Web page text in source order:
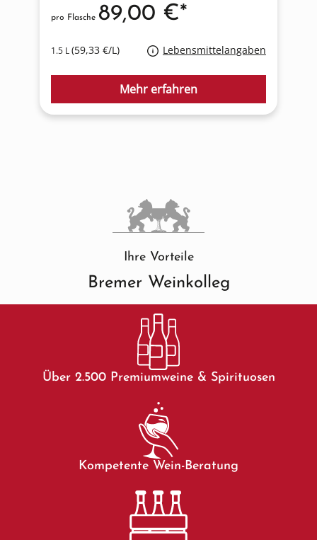
1.5 L(59,33 €/L) Lebensmittelangaben
pro Flasche 89,00 €*
Mehr erfahren
Ihre Vorteile
Bremer Weinkolleg
Über 2.500 Premiumweine & Spirituosen
Kompetente Wein-Beratung